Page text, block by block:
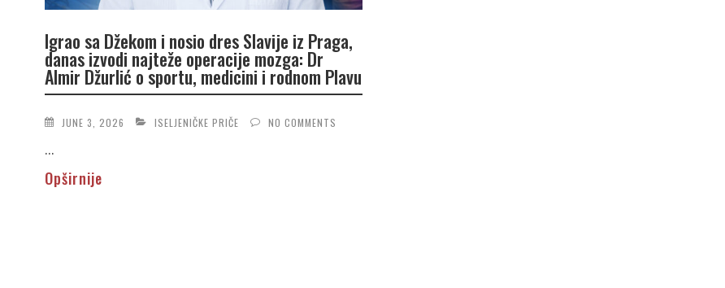
Igrao sa Džekom i nosio dres Slavije iz Praga,
danas izvodi najteže operacije mozga: Dr
Almir Džurlić o sportu, medicini i rodnom Plavu
JUNE 3, 2026 ISELJENIČKE PRIČE NO COMMENTS
...
Opširnije